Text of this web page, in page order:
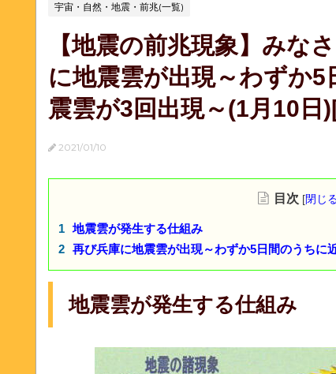
宇宙・自然・地震・前兆(一覧)
【地震の前兆現象】みな
に地震雲が出現～わずか
震雲が3回出現～(1月10日
2021/01/10
目次 [閉じ
地震雲が発生する仕組み
再び兵庫に地震雲が出現～わずか5日間のうちに
地震雲が発生する仕組み